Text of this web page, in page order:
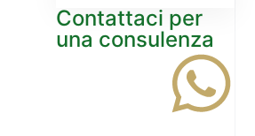
Contattaci per
una consulenza